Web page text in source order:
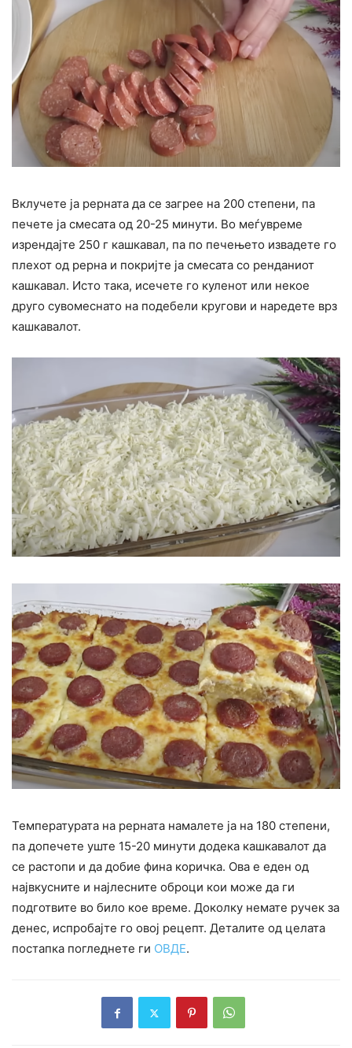
Вклучете ја рерната да се загрее на 200 степени, па
печете ја смесата од 20-25 минути. Во меѓувреме
изрендајте 250 г кашкавал, па по печењето извадете го
плехот од рерна и покријте ја смесата со ренданиот
кашкавал. Исто така, исечете го куленот или некое
друго сувомеснато на подебели кругови и наредете врз
кашкавалот.
Температурата на рерната намалете ја на 180 степени,
па допечете уште 15-20 минути додека кашкавалот да
се растопи и да добие фина коричка. Ова е еден од
највкусните и најлесните оброци кои може да ги
подготвите во било кое време. Доколку немате ручек за
денес, испробајте го овој рецепт. Деталите од целата
постапка погледнете ги ОВДЕ.